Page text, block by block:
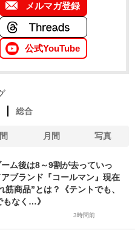
メルマガ登録
公式YouTube
総合
月間 写真
ーム後は8～9割が去っていっ
ブランド『コールマン』現在
筋商品”とは？《テントでも、
もなく…》
3時間前